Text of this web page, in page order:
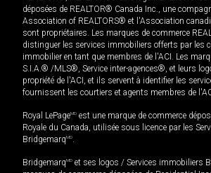
déposées de REALTOR® Canada Inc., une
Association of REALTORS® et l'Association
sont propriétaires. Les marques de commerce
distinguer les services immobiliers offerts par les
immobilier en tant que membres de l'ACI. Les
S.I.A.® /MLS®, Service inter-agences®, et leurs
propriété de l'ACI, et ils servent à identifier les
fournissent les courtiers et agents membres de
Royal LePageMD est une marque de commerce
Royale du Canada, utilisée sous licence par les
BridgemarqMD.
BridgemarqMD et ses logos / Services immobiliers